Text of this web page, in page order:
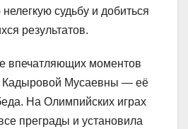
судьбу и добиться
результатов.
впечатляющих моментов
Кадыровой Мусаевны — её
На Олимпийских играх
преграды и установила